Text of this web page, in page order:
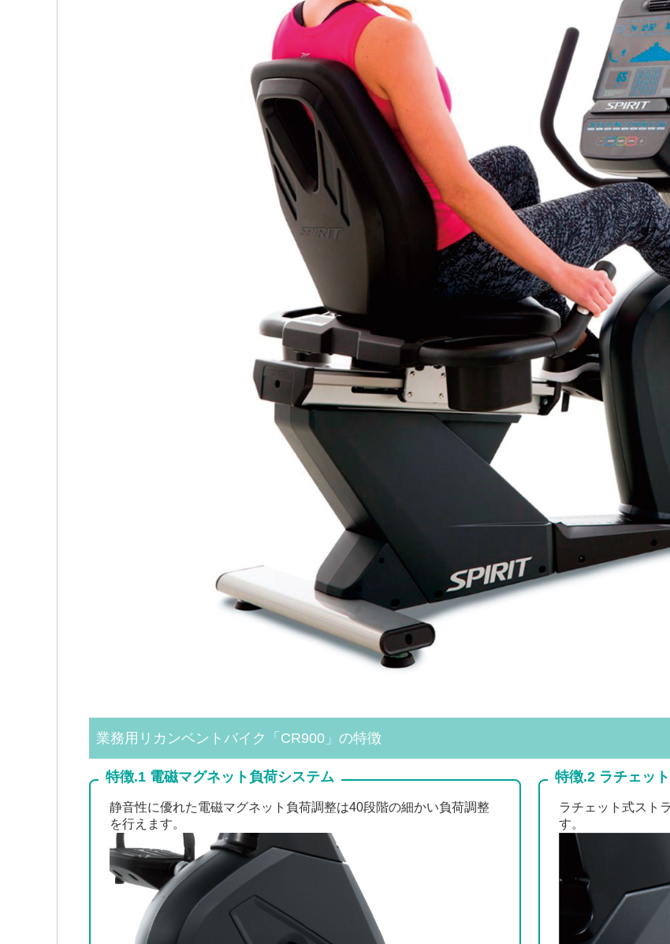
業務用リカンベントバイク「CR900」の特徴
特徴.1 電磁マグネット負荷システム
静音性に優れた電磁マグネット負荷調整は40段階の細かい負荷調整
を行えます。
特徴.2 ラチェッ
ラチェット式スト
す。